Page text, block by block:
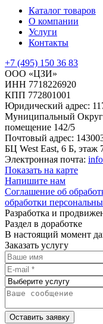
Каталог товаров
О компании
Услуги
Контакты
+7 (495) 150 36 83
ООО «ЦЗИ»
ИНН 7718226920
КПП 772801001
Юридический адрес:
Муниципальный Округ
помещение 142/5
Почтовый адрес:
БЦ West East, 6 Б, этаж
Электронная почта:
Показать на карте
Напишите нам
Соглашение об
обработки
Разработка и
Раздел в доработке
В настоящий момент
Заказать услугу
Оставить заявку